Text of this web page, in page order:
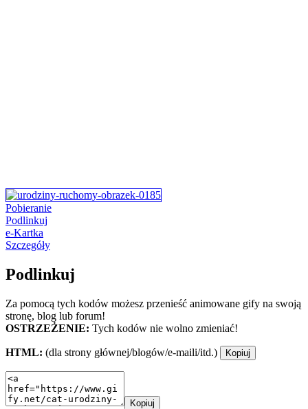
Pobieranie
Podlinkuj
e-Kartka
Szczegóły
Podlinkuj
Za pomocą tych kodów możesz przenieść animowane gify na swoją
stronę, blog lub forum!
OSTRZEŻENIE: Tych kodów nie wolno zmieniać!
HTML: (dla strony głównej/blogów/e-maili/itd.) Kopiuj
Kopiuj